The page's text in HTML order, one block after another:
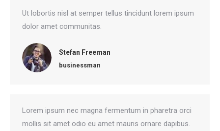
Ut lobortis nisl at semper tellus tincidunt lorem ipsum
dolor amet communitas.
Stefan Freeman
businessman
Lorem ipsum nec magna fermentum in pharetra orci
mollis sit amet odio eu amet mauris ornare dapibus.